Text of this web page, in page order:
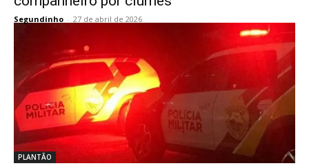
Segundinho - 27 de abril de 2026
PLANTÃO